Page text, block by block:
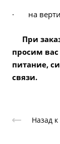
· на
При
просим
питание,
связи.
Назад к